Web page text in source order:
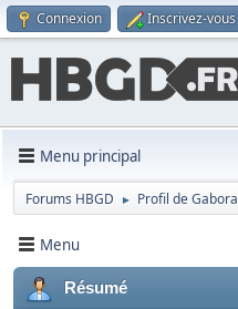
Connexion Inscrivez-vous
Menu principal
Forums HBGD ► Profil de Gabora
Menu
Résumé